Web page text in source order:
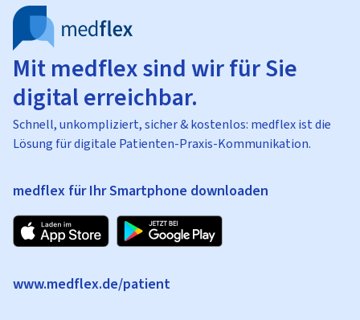
Mit medflex sind wir für Sie
digital erreichbar.
Schnell, unkompliziert, sicher & kostenlos: medflex ist die
Lösung für digitale Patienten-Praxis-Kommunikation.
medflex für Ihr Smartphone downloaden
www.medflex.de/patient